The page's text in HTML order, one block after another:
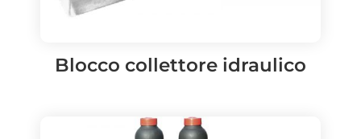
Blocco collettore idraulico